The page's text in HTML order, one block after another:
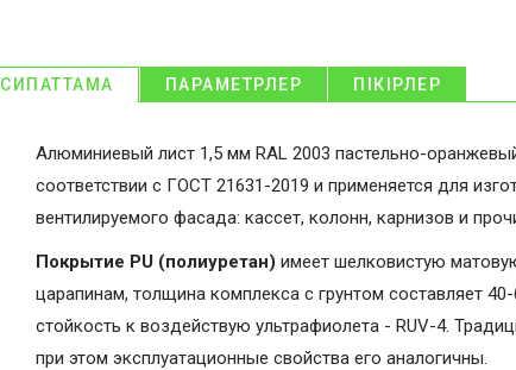
СИПАТТАМА ПАРАМЕТРЛЕР ПІКІРЛЕР
Алюминиевый лист 1,5 мм RAL 2003 пастельно-
соответствии с ГОСТ 21631-2019 и применяется для
вентилируемого фасада: кассет, колонн, карнизов и
Покрытие PU (полиуретан) имеет шелковистую
царапинам, толщина комплекса с грунтом составляет
стойкость к воздействую ультрафиолета - RUV-4.
при этом эксплуатационные свойства его аналогичны.